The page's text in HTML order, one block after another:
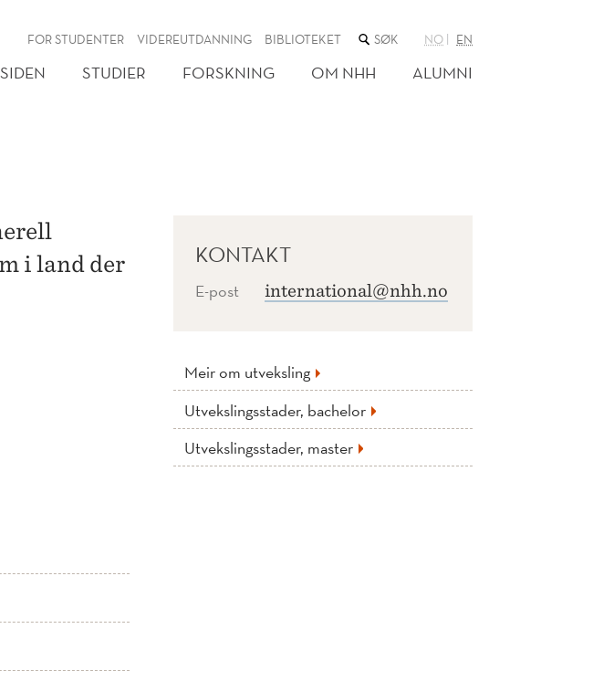
FOR STUDENTER VIDEREUTDANNING BIBLIOTEKET SØK
NETTSTEDET
NO EN
STUDIER FORSKNING OM NHH ALUMNI
i land der
KONTAKT
E-post international@nhh.no
Meir om utveksling
Utvekslingsstader, bachelor
Utvekslingsstader, master